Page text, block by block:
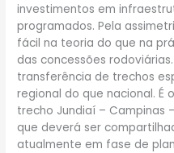
investimentos em
programados. Pela
fácil na teoria do que na
das concessões
transferência de trechos
regional do que nacional. É
trecho Jundiaí – Campinas
que deverá ser
atualmente em fase de